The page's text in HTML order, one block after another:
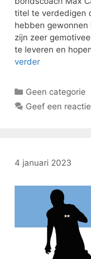
titel te verdedigen
hebben gewonnen
zijn zeer
te leveren en
verder
Categorieën
Geen categorie
Geef een reactie
4 januari 2023